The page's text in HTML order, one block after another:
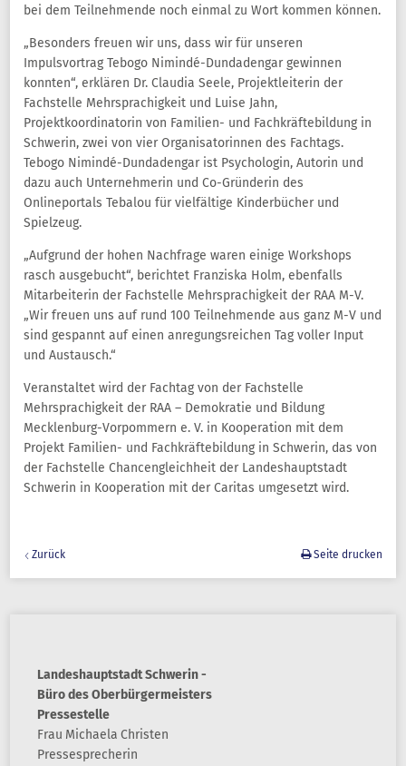
bei dem Teilnehmende noch einmal zu Wort kommen können.
„Besonders freuen wir uns, dass wir für unseren
Impulsvortrag Tebogo Nimindé-Dundadengar gewinnen
konnten“, erklären Dr. Claudia Seele, Projektleiterin der
Fachstelle Mehrsprachigkeit und Luise Jahn,
Projektkoordinatorin von Familien- und Fachkräftebildung in
Schwerin, zwei von vier Organisatorinnen des Fachtags.
Tebogo Nimindé-Dundadengar ist Psychologin, Autorin und
dazu auch Unternehmerin und Co-Gründerin des
Onlineportals Tebalou für vielfältige Kinderbücher und
Spielzeug.
„Aufgrund der hohen Nachfrage waren einige Workshops
rasch ausgebucht“, berichtet Franziska Holm, ebenfalls
Mitarbeiterin der Fachstelle Mehrsprachigkeit der RAA M-V.
„Wir freuen uns auf rund 100 Teilnehmende aus ganz M-V und
sind gespannt auf einen anregungsreichen Tag voller Input
und Austausch.“
Veranstaltet wird der Fachtag von der Fachstelle
Mehrsprachigkeit der RAA – Demokratie und Bildung
Mecklenburg-Vorpommern e. V. in Kooperation mit dem
Projekt Familien- und Fachkräftebildung in Schwerin, das von
der Fachstelle Chancengleichheit der Landeshauptstadt
Schwerin in Kooperation mit der Caritas umgesetzt wird.
Zurück Seite drucken
Landeshauptstadt Schwerin -
Büro des Oberbürgermeisters
Pressestelle
Frau Michaela Christen
Pressesprecherin